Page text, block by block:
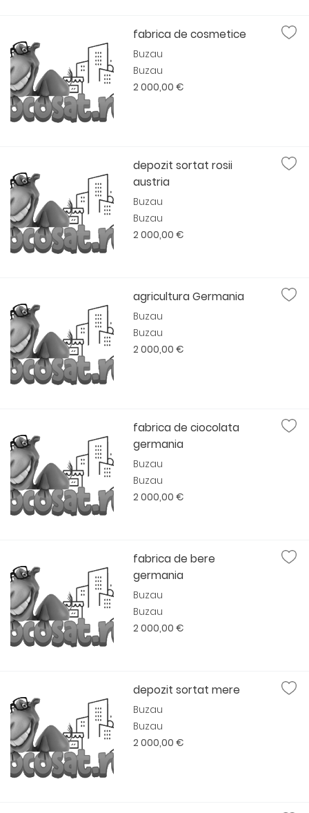
fabrica de cosmetice
Buzau
Buzau
2 000,00 €
depozit sortat rosii
austria
Buzau
Buzau
2 000,00 €
agricultura Germania
Buzau
Buzau
2 000,00 €
fabrica de ciocolata
germania
Buzau
Buzau
2 000,00 €
fabrica de bere
germania
Buzau
Buzau
2 000,00 €
depozit sortat mere
Buzau
Buzau
2 000,00 €